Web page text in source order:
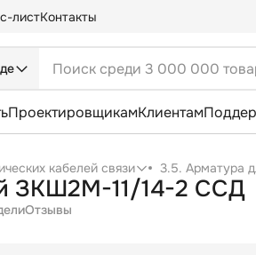
листКонтакты
ПроектировщикамКлиентам
кабелей связи 3.5. Арматура
ЗКШ2М-11/14-2 ССД
Отзывы